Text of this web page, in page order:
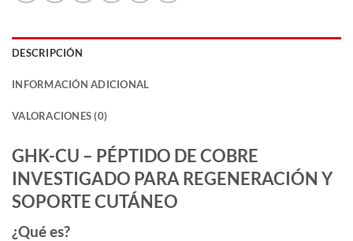
DESCRIPCIÓN
INFORMACIÓN ADICIONAL
VALORACIONES (0)
GHK-CU – PÉPTIDO DE COBRE
INVESTIGADO PARA REGENERACIÓN Y
SOPORTE CUTÁNEO
¿Qué es?